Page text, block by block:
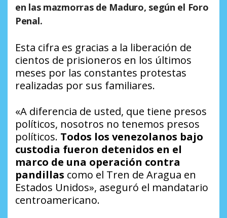
en las mazmorras de Maduro, según el Foro
Penal.
Esta cifra es gracias a la liberación de
cientos de prisioneros en los últimos
meses por las constantes protestas
realizadas por sus familiares.
«A diferencia de usted, que tiene presos
políticos, nosotros no tenemos presos
políticos. Todos los venezolanos bajo
custodia fueron detenidos en el
marco de una operación contra
pandillas como el Tren de Aragua en
Estados Unidos», aseguró el mandatario
centroamericano.